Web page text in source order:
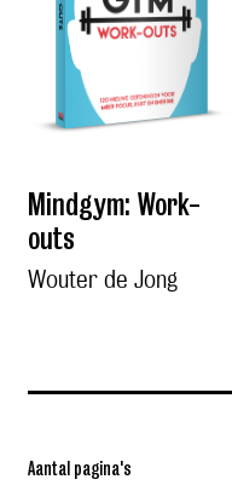
Mindgym: Work-
outs
Wouter de Jong
Aantal pagina's